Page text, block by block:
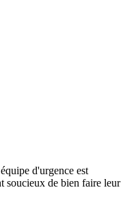
d'urgence est
soucieux de bien faire leur